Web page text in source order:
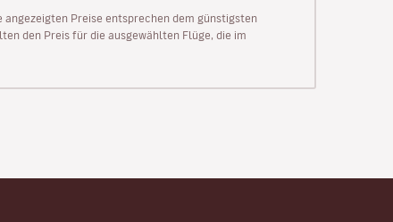
Preise entsprechen dem günstigsten
den Preis für die ausgewählten Flüge, die im